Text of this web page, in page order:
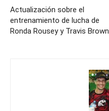
Actualización sobre el
entrenamiento de lucha de
Ronda Rousey y Travis Brown